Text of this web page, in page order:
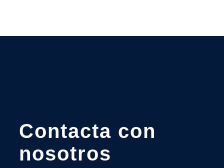
Contacta con
nosotros